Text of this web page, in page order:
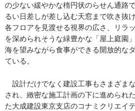
の少ない緩やかな楕円状のらせん通路
るい日差しが差し込む天窓まで吹き抜
各フロアを見渡せる視界の広さ、リラ
を深められそうな緑豊かな「屋上庭園
海を望みながら食事ができる開放的な
ている。
設計だけでなく建設工事もさまざま
され、緻密な施工計画の下に進められ
た大成建設東京支店のコナミクリエイ